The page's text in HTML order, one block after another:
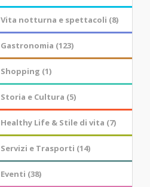
Vita notturna e spettacoli (8)
Gastronomia (123)
Shopping (1)
Storia e Cultura (5)
Healthy Life & Stile di vita (7)
Servizi e Trasporti (14)
Eventi (38)